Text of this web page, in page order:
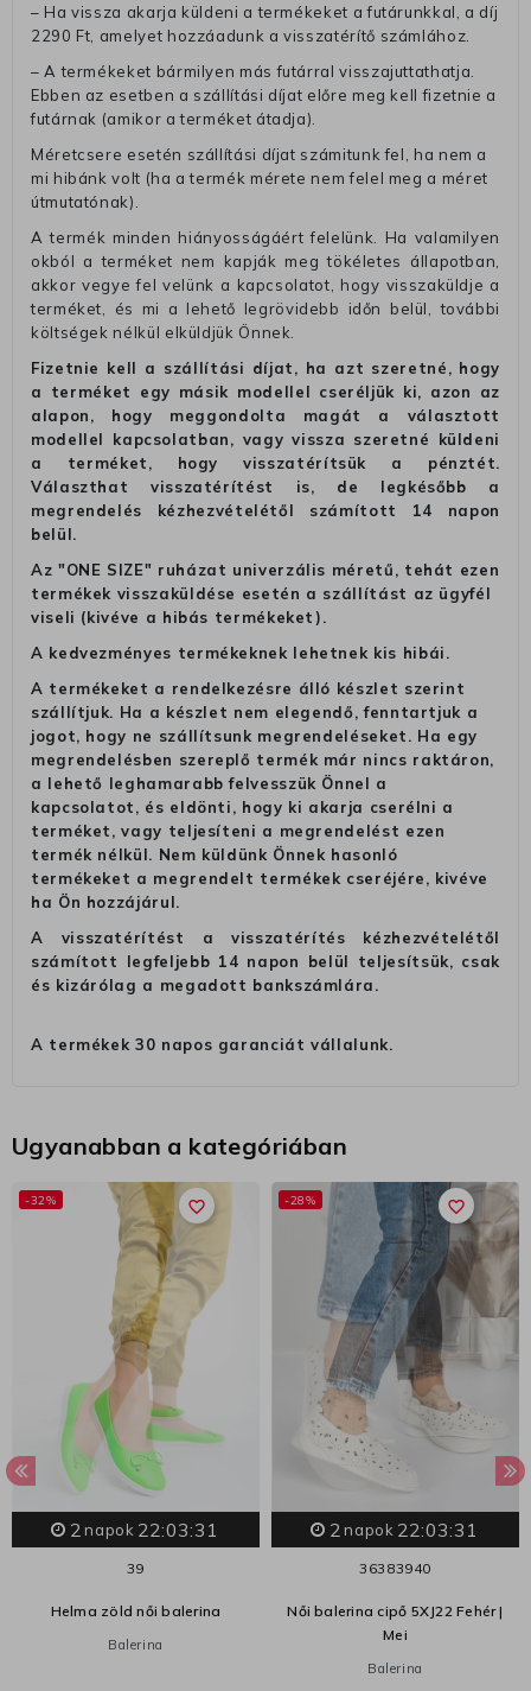
– Ha vissza akarja küldeni a termékeket a futárunkkal, a díj
2290 Ft, amelyet hozzáadunk a visszatérítő számlához.
– A termékeket bármilyen más futárral visszajuttathatja.
Ebben az esetben a szállítási díjat előre meg kell fizetnie a
futárnak (amikor a terméket átadja).
Méretcsere esetén szállítási díjat számitunk fel, ha nem a
mi hibánk volt (ha a termék mérete nem felel meg a méret
útmutatónak).
A termék minden hiányosságáért felelünk. Ha valamilyen
okból a terméket nem kapják meg tökéletes állapotban,
akkor vegye fel velünk a kapcsolatot, hogy visszaküldje a
terméket, és mi a lehető legrövidebb időn belül, további
költségek nélkül elküldjük Önnek.
Fizetnie kell a szállítási díjat, ha azt szeretné, hogy
a terméket egy másik modellel cseréljük ki, azon az
alapon, hogy meggondolta magát a választott
modellel kapcsolatban, vagy vissza szeretné küldeni
a terméket, hogy visszatérítsük a pénztét.
Választhat visszatérítést is, de legkésőbb a
megrendelés kézhezvételétől számított 14 napon
belül.
Az "ONE SIZE" ruházat univerzális méretű, tehát ezen
termékek visszaküldése esetén a szállítást az ügyfél
viseli (kivéve a hibás termékeket).
A kedvezményes termékeknek lehetnek kis hibái.
A termékeket a rendelkezésre álló készlet szerint
szállítjuk. Ha a készlet nem elegendő, fenntartjuk a
jogot, hogy ne szállítsunk megrendeléseket. Ha egy
megrendelésben szereplő termék már nincs raktáron,
a lehető leghamarabb felvesszük Önnel a
kapcsolatot, és eldönti, hogy ki akarja cserélni a
terméket, vagy teljesíteni a megrendelést ezen
termék nélkül. Nem küldünk Önnek hasonló
termékeket a megrendelt termékek cseréjére, kivéve
ha Ön hozzájárul.
A visszatérítést a visszatérítés kézhezvételétől
számított legfeljebb 14 napon belül teljesítsük, csak
és kizárólag a megadott bankszámlára.
A termékek 30 napos garanciát vállalunk.
Ugyanabban a kategóriában
favorite_border
-32%
2 napok 22:03:31
39
Helma zöld női balerina
Balerina
favorite_border
-28%
2 napok 22:03:31
36383940
Női balerina cipő 5XJ22 Fehér |
Mei
Balerina